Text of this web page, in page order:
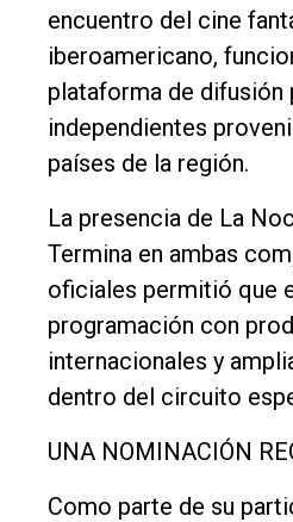
encuentro del cine
iberoamericano,
plataforma de difusión
independientes
países de la región.
La presencia de La
Termina en ambas
oficiales permitió que
programación con
internacionales y
dentro del circuito
UNA NOMINACIÓN
Como parte de su